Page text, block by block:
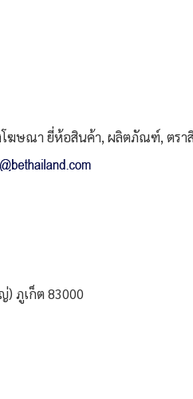
โฆษณา ยี่ห้อสินค้า, ผลิตภัณฑ์, ตรา
ภูเก็ต 83000